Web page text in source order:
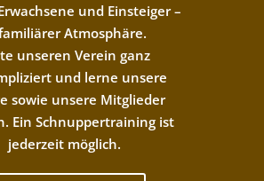
und Einsteiger –
Atmosphäre.
unseren Verein ganz
und lerne unsere
sowie unsere Mitglieder
Ein Schnuppertraining ist
jederzeit möglich.